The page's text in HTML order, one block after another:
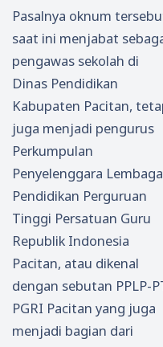
Pasalnya oknum
saat ini menjabat
pengawas sekolah di
Dinas Pendidikan
Kabupaten Pacitan,
juga menjadi pengurus
Perkumpulan
Penyelenggara Lembaga
Pendidikan Perguruan
Tinggi Persatuan Guru
Republik Indonesia
Pacitan, atau dikenal
dengan sebutan PPLP-
PGRI Pacitan yang juga
menjadi bagian dari